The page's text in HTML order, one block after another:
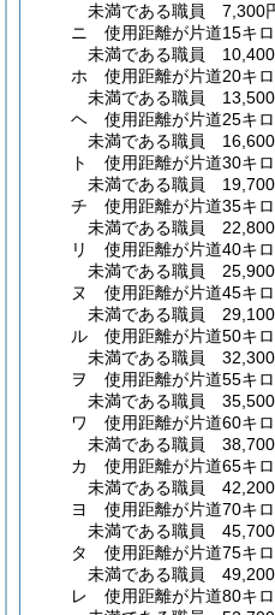
未満である職員 7,300
ニ
使用距離が片道15キ
未満である職員 10,400
ホ
使用距離が片道20キ
未満である職員 13,500
ヘ
使用距離が片道25キ
未満である職員 16,600
ト
使用距離が片道30キ
未満である職員 19,700
チ
使用距離が片道35キ
未満である職員 22,800
リ
使用距離が片道40キ
未満である職員 25,900
ヌ
使用距離が片道45キ
未満である職員 29,100
ル
使用距離が片道50キ
未満である職員 32,300
ヲ
使用距離が片道55キ
未満である職員 35,500
ワ
使用距離が片道60キ
未満である職員 38,700
カ
使用距離が片道65キ
未満である職員 42,200
ヨ
使用距離が片道70キ
未満である職員 45,700
タ
使用距離が片道75キ
未満である職員 49,200
レ
使用距離が片道80キ